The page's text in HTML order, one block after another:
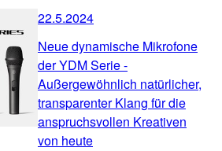
22.5.2024
Neue dynamische Mikrofone
der YDM Serie -
Außergewöhnlich natürlicher,
transparenter Klang für die
anspruchsvollen Kreativen
von heute